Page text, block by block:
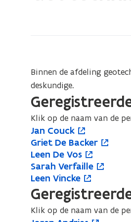
Binnen de afdeling
deskundige.
Klik op de naam van de
J
a
n
C
o
u
c
o
p
e
n
t
i
n
Jan Couck
J
a
n
C
o
u
c
k
G
r
i
e
t
D
o
p
e
n
t
i
Griet De Backer
G
r
i
e
t
D
e
L
e
e
n
D
o
p
e
n
t
Leen De Vos
L
e
e
n
D
e
S
a
r
a
o
p
e
n
Sarah Verfaille
S
a
r
a
h
L
e
e
n
o
p
e
n
Leen Vincke
L
e
e
n
Klik op de naam van de